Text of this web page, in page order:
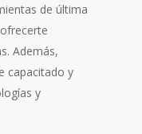
de última
Además,
capacitado y
y